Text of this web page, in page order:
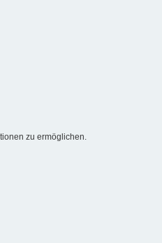
zu ermöglichen.